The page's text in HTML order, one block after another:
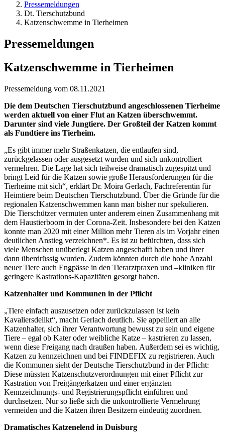
Pressemeldungen
Dt. Tierschutzbund
Katzenschwemme in Tierheimen
Pressemeldungen
Katzenschwemme in Tierheimen
Pressemeldung vom 08.11.2021
Die dem Deutschen Tierschutzbund angeschlossenen Tierheime
werden aktuell von einer Flut an Katzen überschwemmt.
Darunter sind viele Jungtiere. Der Großteil der Katzen kommt
als Fundtiere ins Tierheim.
„Es gibt immer mehr Straßenkatzen, die entlaufen sind,
zurückgelassen oder ausgesetzt wurden und sich unkontrolliert
vermehren. Die Lage hat sich teilweise dramatisch zugespitzt und
bringt Leid für die Katzen sowie große Herausforderungen für die
Tierheime mit sich“, erklärt Dr. Moira Gerlach, Fachreferentin für
Heimtiere beim Deutschen Tierschutzbund. Über die Gründe für die
regionalen Katzenschwemmen kann man bisher nur spekulieren.
Die Tierschützer vermuten unter anderem einen Zusammenhang mit
dem Haustierboom in der Corona-Zeit. Insbesondere bei den Katzen
konnte man 2020 mit einer Million mehr Tieren als im Vorjahr einen
deutlichen Anstieg verzeichnen*. Es ist zu befürchten, dass sich
viele Menschen unüberlegt Katzen angeschafft haben und ihrer
dann überdrüssig wurden. Zudem könnten durch die hohe Anzahl
neuer Tiere auch Engpässe in den Tierarztpraxen und –kliniken für
geringere Kastrations-Kapazitäten gesorgt haben.
Katzenhalter und Kommunen in der Pflicht
„Tiere einfach auszusetzen oder zurückzulassen ist kein
Kavaliersdelikt“, macht Gerlach deutlich. Sie appelliert an alle
Katzenhalter, sich ihrer Verantwortung bewusst zu sein und eigene
Tiere – egal ob Kater oder weibliche Katze – kastrieren zu lassen,
wenn diese Freigang nach draußen haben. Außerdem sei es wichtig,
Katzen zu kennzeichnen und bei FINDEFIX zu registrieren. Auch
die Kommunen sieht der Deutsche Tierschutzbund in der Pflicht:
Diese müssten Katzenschutzverordnungen mit einer Pflicht zur
Kastration von Freigängerkatzen und einer ergänzten
Kennzeichnungs- und Registrierungspflicht einführen und
durchsetzen. Nur so ließe sich die unkontrollierte Vermehrung
vermeiden und die Katzen ihren Besitzern eindeutig zuordnen.
Dramatisches Katzenelend in Duisburg